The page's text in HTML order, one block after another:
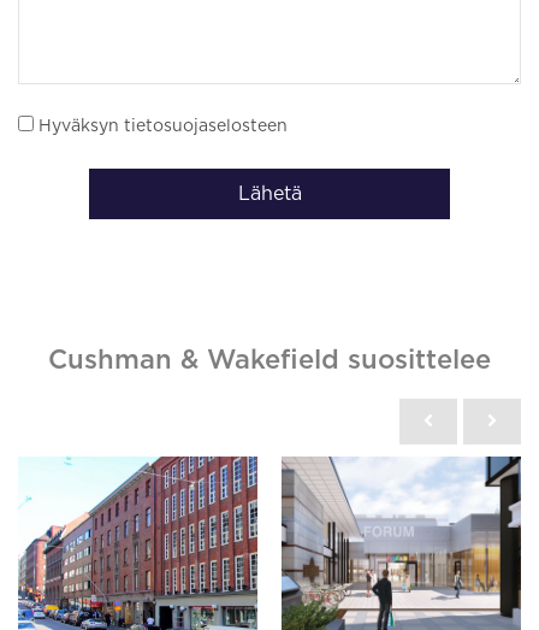
Hyväksyn tietosuojaselosteen
Lähetä
Cushman & Wakefield suosittelee